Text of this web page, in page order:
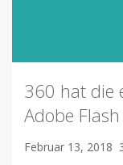
360 hat die
Adobe
Februar 13, 2018